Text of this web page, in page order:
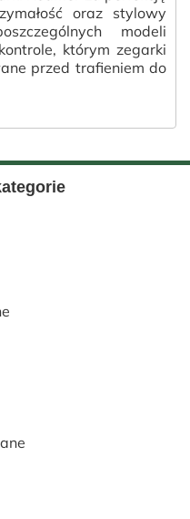
oraz stylowy
modeli
którym zegarki
przed trafieniem do